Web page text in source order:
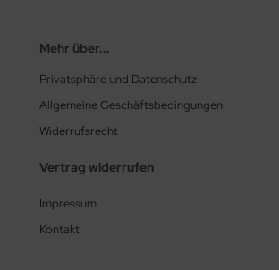
Mehr über...
Privatsphäre und Datenschutz
Allgemeine Geschäftsbedingungen
Widerrufsrecht
Vertrag widerrufen
Impressum
Kontakt